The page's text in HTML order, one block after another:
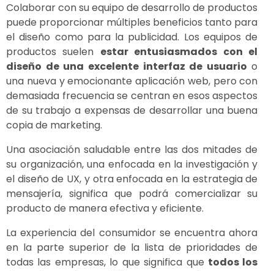
Colaborar con su equipo de desarrollo de productos
puede proporcionar múltiples beneficios tanto para
el diseño como para la publicidad. Los equipos de
productos suelen estar entusiasmados con el
diseño de una excelente interfaz de usuario o
una nueva y emocionante aplicación web, pero con
demasiada frecuencia se centran en esos aspectos
de su trabajo a expensas de desarrollar una buena
copia de marketing.
Una asociación saludable entre las dos mitades de
su organización, una enfocada en la investigación y
el diseño de UX, y otra enfocada en la estrategia de
mensajería, significa que podrá comercializar su
producto de manera efectiva y eficiente.
La experiencia del consumidor se encuentra ahora
en la parte superior de la lista de prioridades de
todas las empresas, lo que significa que todos los